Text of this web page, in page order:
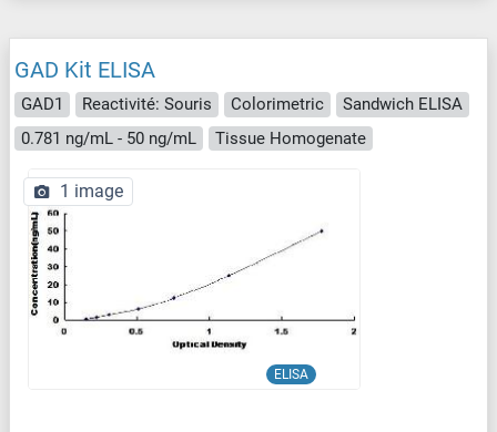
GAD Kit ELISA
GAD1 Reactivité: Souris Colorimetric
Sandwich ELISA
0.781 ng/mL - 50 ng/mL
Tissue Homogenate
ELISA
1 image